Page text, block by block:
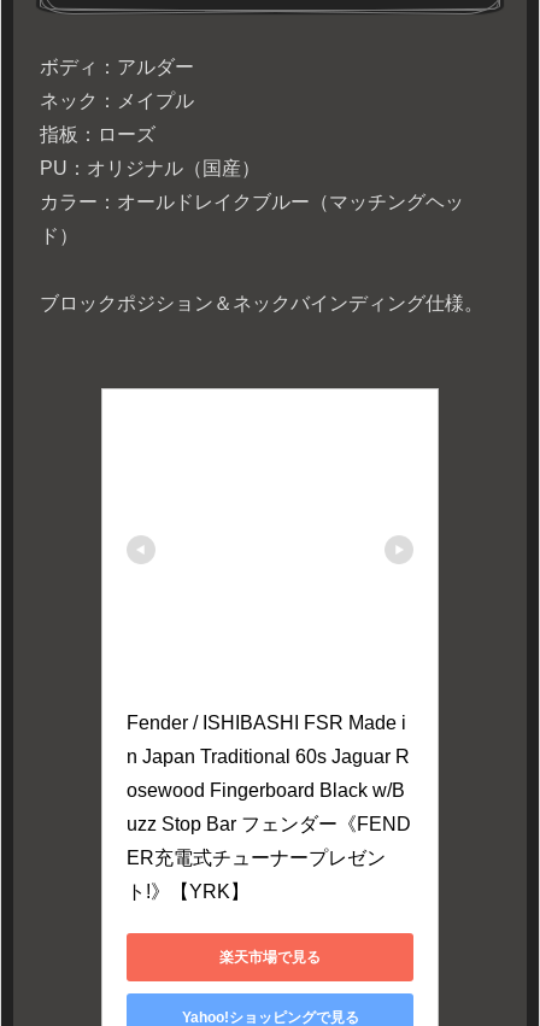
ボディ：アルダー
ネック：メイプル
指板：ローズ
PU：オリジナル（国産）
カラー：オールドレイクブルー（マッチングヘッ
ド）
ブロックポジション＆ネックバインディング仕様。
Fender / ISHIBASHI FSR Made i
n Japan Traditional 60s Jaguar R
osewood Fingerboard Black w/B
uzz Stop Bar フェンダー《FEND
ER充電式チューナープレゼン
ト!》【YRK】
楽天市場で見る
Yahoo!ショッピングで見る